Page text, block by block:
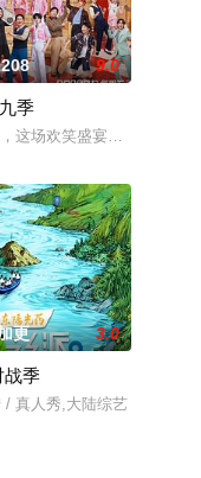
乐创作能力、会乐器、会
话类节目。每期与 1 位嘉
9.0
季
这场欢笑盛宴等你入席！
特定任务、互动交流等方
更 3.0
战季
/ 真人秀,大陆综艺